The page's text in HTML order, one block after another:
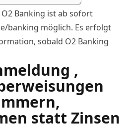
Banking ist ab sofort
banking möglich. Es erfolgt
sobald O2 Banking
,
statt Zinsen